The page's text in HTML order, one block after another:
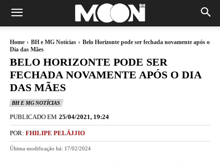
Home BH e MG Notícias
Belo Horizonte pode ser fechada novamente após o
Dia das Mães
BELO HORIZONTE PODE SER
FECHADA NOVAMENTE APÓS O DIA
DAS MÃES
BH E MG NOTÍCIAS
PUBLICADO EM 25/04/2021, 19:24
POR: FHILIPE PELÁJJIO
Última modificação há: 17/02/2024